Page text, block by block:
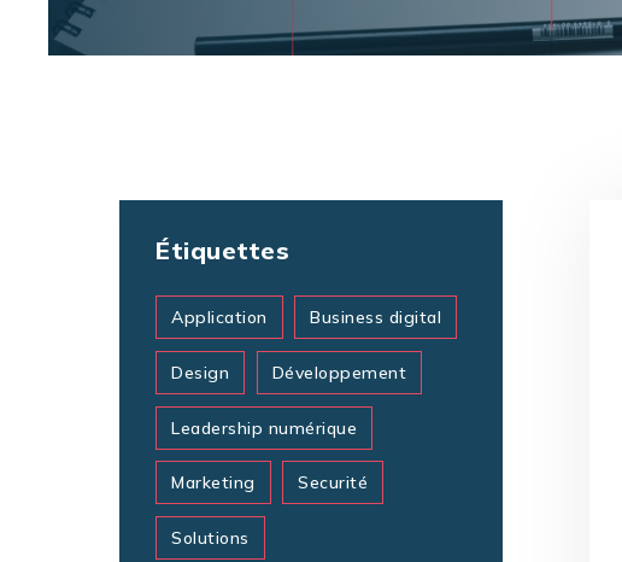
Étiquettes
Application Business digital
Design Développement
Leadership numérique
Marketing Securité
Solutions